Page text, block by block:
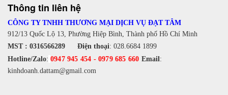
Thông tin liên hệ
CÔNG TY TNHH THƯƠNG MẠI DỊCH VỤ ĐẠT TÂM
912/13 Quốc Lộ 13, Phường Hiệp Bình, Thành phố Hồ Chí Minh
MST : 0316566289 Điện thoại: 028.6684 1899
Hotline/Zalo: 0947 945 454 -0979 685 660 Email:
kinhdoanh.dattam@gmail.com